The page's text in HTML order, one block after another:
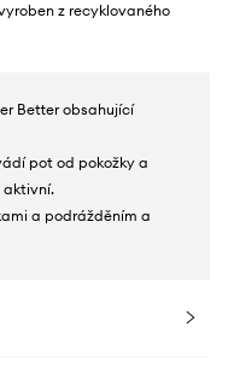
z recyklovaného
Better obsahující
pot od pokožky a
aktivní.
a podrážděním a